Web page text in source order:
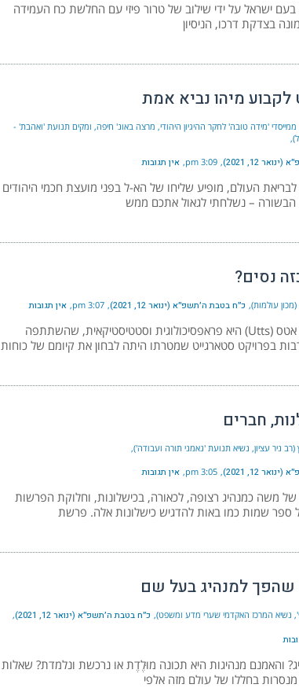
בעם ישראל על ידי שילוב של טרור פיזי עם החלשת כח העמידה
בצדקת דרכו, הניסיון
מיהו נביא אמת
ממייסדי 'מידה טובה' לחקר ההיגיון היהודי, מרצה באונ' חיפה, ומקים תנועת 'ואהבת' -
12, 2021)
3:09 pm אין תגובות
בשנת 2448 לבריאת העולם, מופיע שליחו של הא-ל בפני מועצת חכמי היהודים
הבשורה – נשלחתי לגאול אתכם ממש
נסים?
עולמות) כ״ח בטבת ה׳תשפ״א (ינואר 12, 2021) 3:07 pm אין תגובות
פרופ' ג'סיקה אטס (Utts) היא פראפסיכולוגית וסטטיסטיקאית, שהשתתפה
בפרויקט סטארגייט שמטרתו היתה לבחון את קיומם של כוחות
חברים
(רב ניר עציון, נשיא תנועת 'נאמני תורה ועבודה')
12, 2021)
3:05 pm אין תגובות
משה כמנהיג רצופה, לכאורה, בכישלונות, וחלוקת הפרשות
ספר שמות כמו באות להדגיש כישלונות אלה. פרשת
שהפך למנהיג בעל שם
נשיא המרכז האקדמי שערי מדע ומשפט) כ״ח בטבת ה׳תשפ״א (ינואר 12, 2021)
והאמנם מנהיגות היא תכונה מוּלֶדֶת או נרכשת ונלמדת? שאלות
בחללו של עולם מזה אלפי